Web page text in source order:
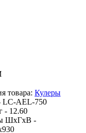
товара: Кулеры
LC-AEL-750
- 12.60
ШхГхВ -